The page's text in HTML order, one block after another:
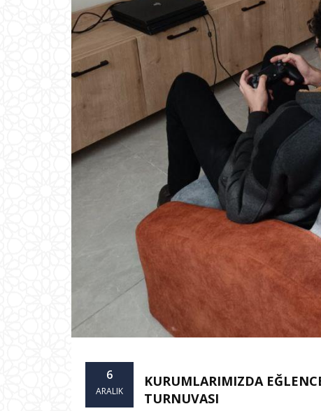
6
ARALIK
KURUMLARIMIZDA
TURNUVASI